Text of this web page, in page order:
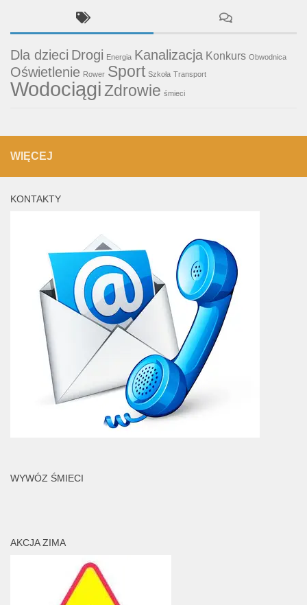
Dla dzieci Drogi Energia Kanalizacja Konkurs Obwodnica
Oświetlenie Rower Sport Szkoła Transport
WodociągiZdrowie śmieci
WIĘCEJ
KONTAKTY
WYWÓZ ŚMIECI
AKCJA ZIMA